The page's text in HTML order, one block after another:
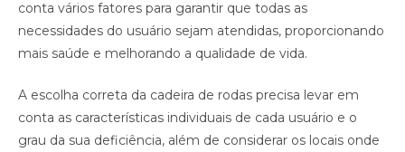
conta vários fatores para garantir que todas as
necessidades do usuário sejam atendidas, proporcionando
mais saúde e melhorando a qualidade de vida.
A escolha correta da cadeira de rodas precisa levar em
conta as características individuais de cada usuário e o
grau da sua deficiência, além de considerar os locais onde